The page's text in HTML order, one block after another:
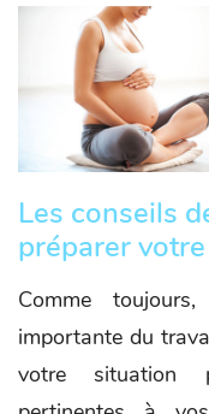
Les conseils
préparer
Comme
importante du
votre situation